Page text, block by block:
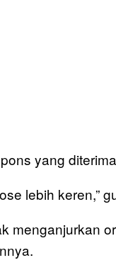
yang
lebih keren,”
menganjurkan